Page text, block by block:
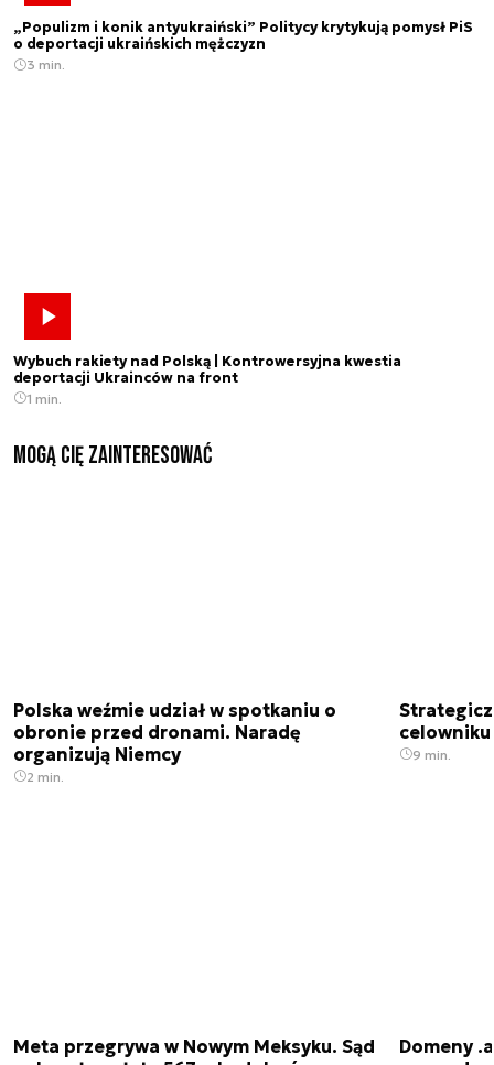
„Populizm i konik antyukraiński” Politycy krytykują pomysł PiS
o deportacji ukraińskich mężczyzn
3 min.
Wybuch rakiety nad Polską | Kontrowersyjna kwestia
deportacji Ukrainców na front
1 min.
Mogą Cię zainteresować
Polska weźmie udział w spotkaniu o
obronie przed dronami. Naradę
organizują Niemcy
2 min.
9 min.
Meta przegrywa w Nowym Meksyku. Sąd
Domeny